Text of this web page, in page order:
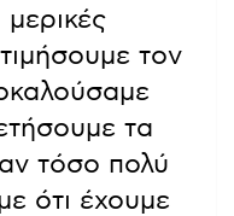
τον
τα
τόσο πολύ
ότι έχουμε